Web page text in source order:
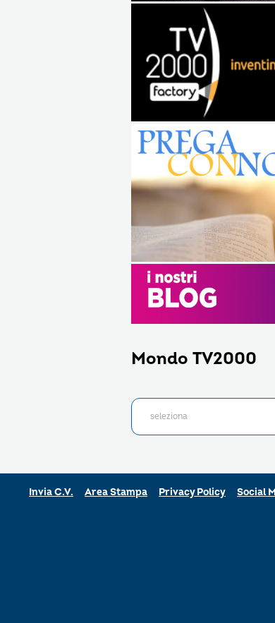
Mondo TV2000
Invia C.V. Area Stampa Privacy Policy Social